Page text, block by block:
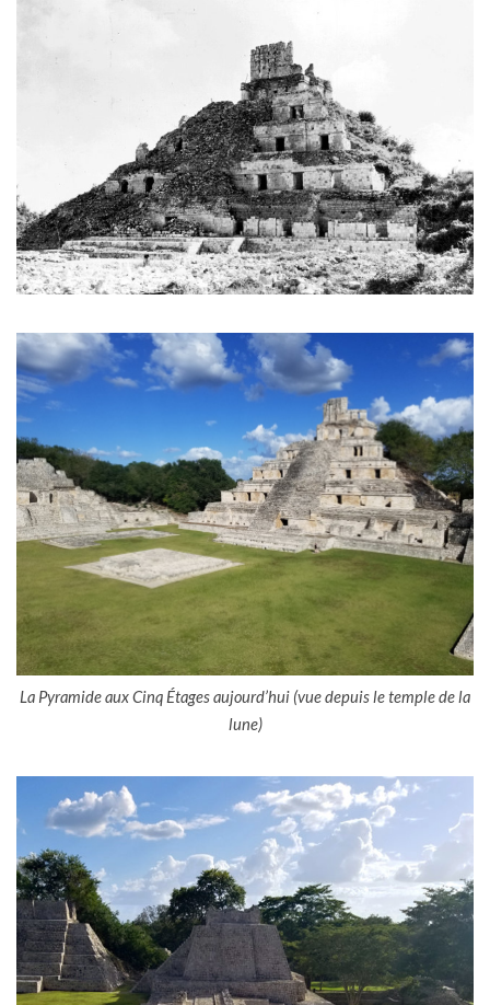
La Pyramide aux Cinq Étages aujourd’hui (vue depuis le temple de la
lune)